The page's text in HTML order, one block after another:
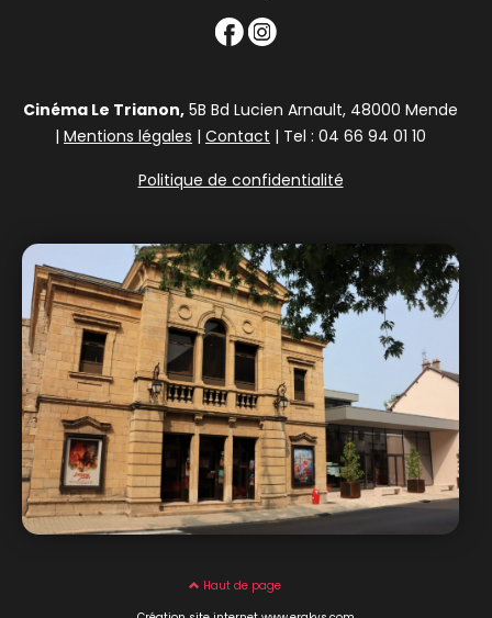
Cinéma Le Trianon, 5B Bd Lucien Arnault, 48000 Mende
| Mentions légales | Contact | Tel : 04 66 94 01 10
Politique de confidentialité
Haut de page